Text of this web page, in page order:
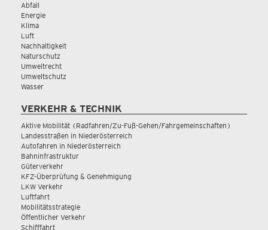
Abfall
Energie
Klima
Luft
Nachhaltigkeit
Naturschutz
Umweltrecht
Umweltschutz
Wasser
VERKEHR & TECHNIK
Aktive Mobilität (Radfahren/Zu-Fuß-Gehen/Fahrgemeinschaften)
Landesstraßen in Niederösterreich
Autofahren in Niederösterreich
Bahninfrastruktur
Güterverkehr
KFZ-Überprüfung & Genehmigung
LKW Verkehr
Luftfahrt
Mobilitätsstrategie
Öffentlicher Verkehr
Schifffahrt